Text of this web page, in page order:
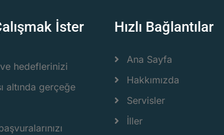
İster
hedeflerinizi
altında gerçeğe
Hızlı Bağlantılar
Ana Sayfa
Hakkımızda
Servisler
İller